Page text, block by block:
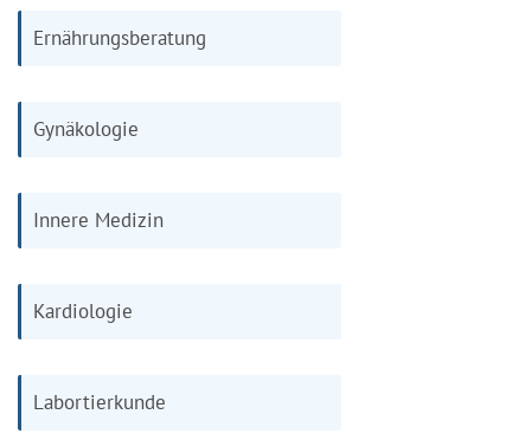
Ernährungsberatung
Gynäkologie
Innere Medizin
Kardiologie
Labortierkunde